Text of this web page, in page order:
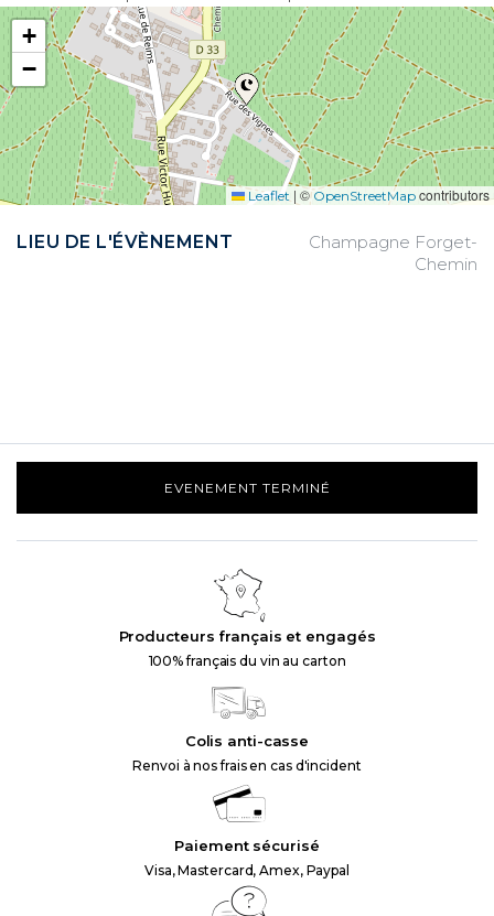
+
−
Leaflet | ©OpenStreetMap contributors
LIEU DE L'ÉVÈNEMENT
Champagne Forget-
Chemin
EVENEMENT TERMINÉ
Producteurs français et engagés
100% français du vin au carton
Colis anti-casse
Renvoi à nos frais en cas d'incident
Paiement sécurisé
Visa, Mastercard, Amex, Paypal